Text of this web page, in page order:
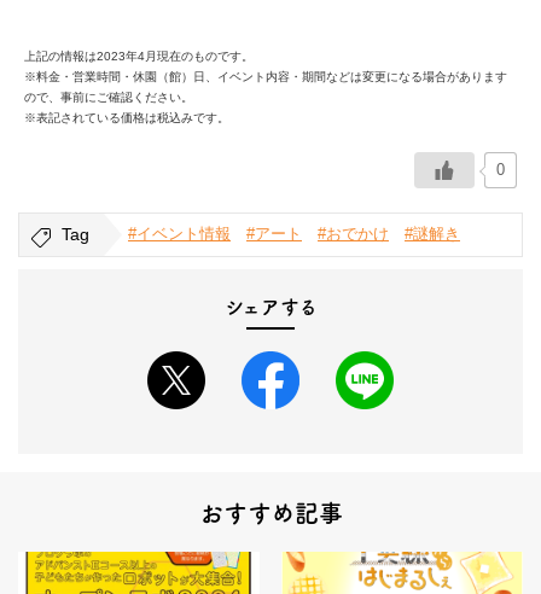
上記の情報は2023年4月現在のものです。
※料金・営業時間・休園（館）日、イベント内容・期間などは変更になる場合があります
ので、事前にご確認ください。
※表記されている価格は税込みです。
0
Tag #イベント情報 #アート #おでかけ #謎解き
シェアする
おすすめ記事